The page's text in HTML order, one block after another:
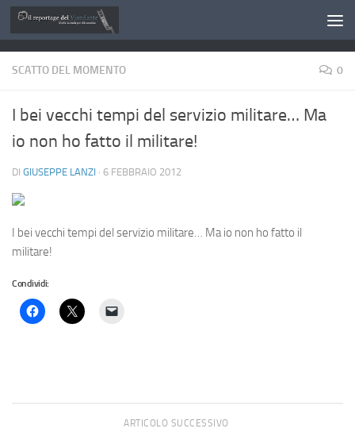
Salta al contenuto
SCATTO DEL MOMENTO 0
I bei vecchi tempi del servizio militare… Ma
io non ho fatto il militare!
DI GIUSEPPE LANZI · 6 FEBBRAIO 2012
I bei vecchi tempi del servizio militare… Ma io non ho fatto il
militare!
Condividi:
ARTICOLO SUCCESSIVO